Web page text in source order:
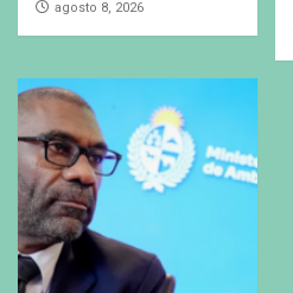
agosto 8, 2026